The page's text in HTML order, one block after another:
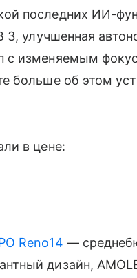
последних ИИ-
улучшенная
с изменяемым
больше об этом
в цене:
Reno14 —
дизайн,